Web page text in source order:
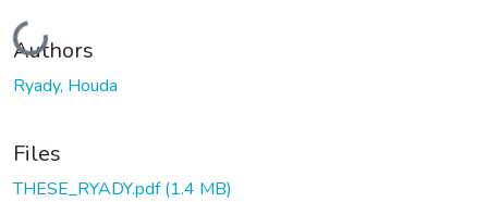
Loading...
Authors
Ryady, Houda
Files
THESE_RYADY.pdf(1.4 MB)